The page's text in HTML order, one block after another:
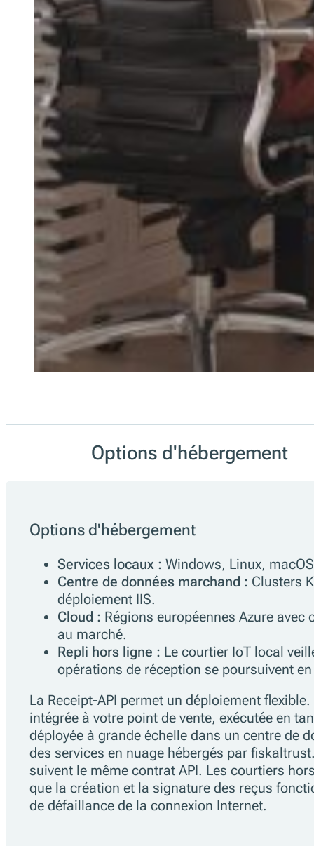
Options d'hébergement
Options d'hébergement
Services locaux : Windows, Linux,
Centre de données marchand : Clusters
déploiement IIS.
Cloud : Régions européennes Azure avec
au marché.
Repli hors ligne : Le courtier IoT local
opérations de réception se poursuivent
La Receipt-API permet un déploiement
intégrée à votre point de vente, exécutée en
déployée à grande échelle dans un centre de
des services en nuage hébergés par
suivent le même contrat API. Les courtiers
que la création et la signature des reçus
de défaillance de la connexion Internet.